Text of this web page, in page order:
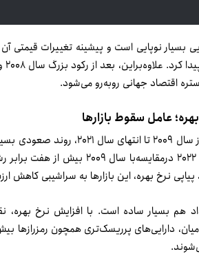
بسیار نوپایی است و پیشینه تغییرات قیمتی
اقتصاد جهانی روبه‌رو می‌شود.
عامل سقوط بازارها
بازارهای مالی از سال ۲۰۰۹
در ابتدای سال ۲۰۲۲
پیاپی نرخ بهره، این بازارها به سراشیبی کاهش
هم بسیار ساده است. با افزایش نرخ بهره،
دارایی‌های پرریسک‌تری همچون رمزرازها